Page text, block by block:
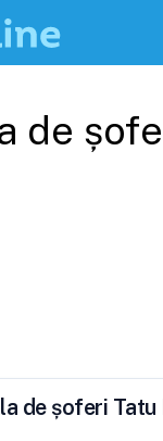
de
de șoferi Tatu